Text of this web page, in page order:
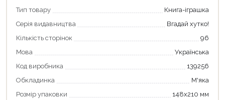
Тип товару
Книга-іграшка
Серія видавництва
Вгадай хутко!
Кількість сторінок
96
Мова
Українська
Код виробника
139256
Обкладинка
М'яка
Розмір упаковки
148х210 мм